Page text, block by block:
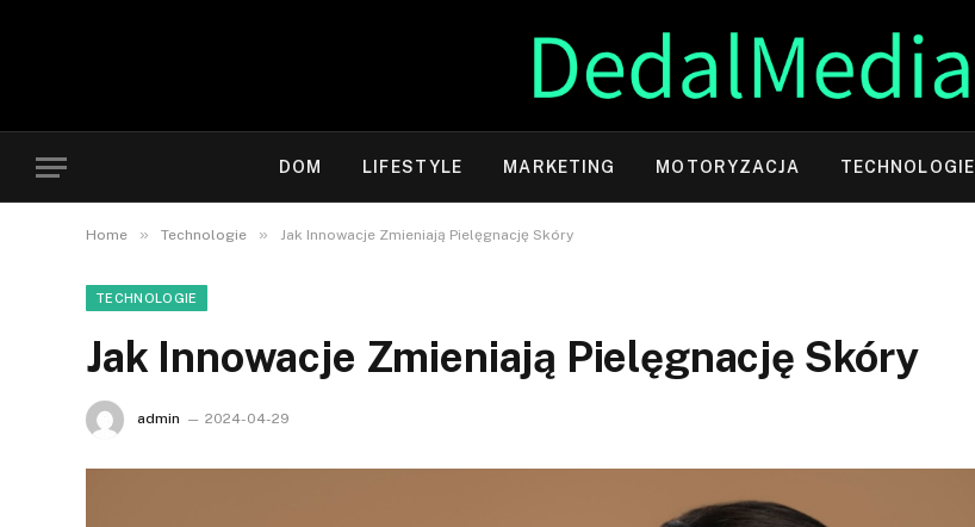
DOM LIFESTYLE MARKETING MOTORYZACJA TECHNOLOGIE
Home » Technologie » Jak Innowacje Zmieniają Pielęgnację Skóry
TECHNOLOGIE
Jak Innowacje Zmieniają Pielęgnację Skóry
admin 2024-04-29